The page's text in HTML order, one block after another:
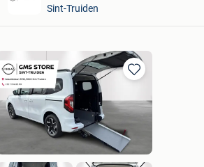
Sint-Truiden
Bewaren
Mijn